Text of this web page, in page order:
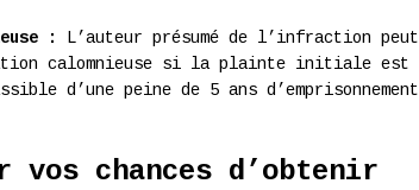
:
L’auteur présumé de l’infraction peut
calomnieuse si la plainte initiale est
d’une peine de 5 ans d’emprisonnement
vos chances d’obtenir